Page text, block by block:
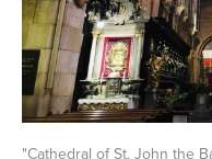
"Cathedral of St. John the